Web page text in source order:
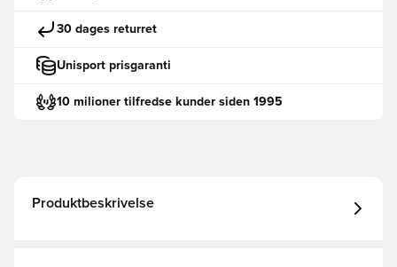
30 dages returret
Unisport prisgaranti
10 milioner tilfredse kunder siden 1995
Produktbeskrivelse